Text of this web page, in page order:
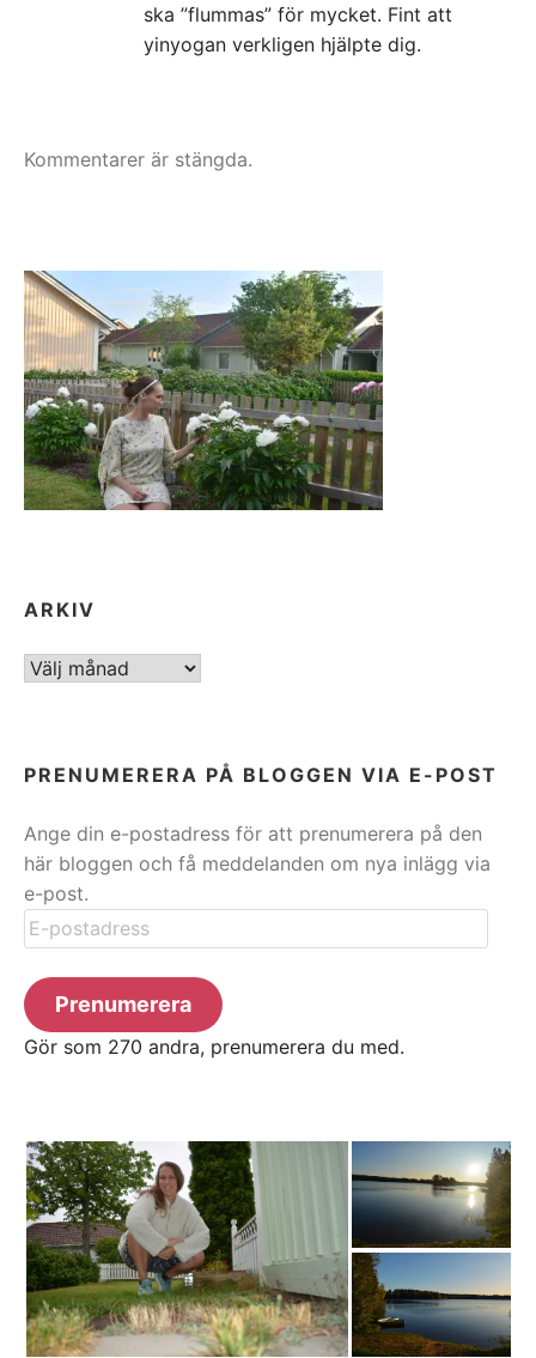
ska ”flummas” för mycket. Fint att
yinyogan verkligen hjälpte dig.
Kommentarer är stängda.
ARKIV
ARKIV
PRENUMERERA PÅ BLOGGEN VIA E-POST
Ange din e-postadress för att prenumerera på den
här bloggen och få meddelanden om nya inlägg via
e-post.
E-
postadress
Prenumerera
Gör som 270 andra, prenumerera du med.